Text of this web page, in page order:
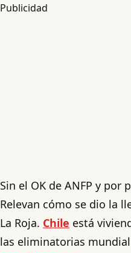
Publicidad
Sin el OK de ANFP y por
Relevan cómo se dio la
La Roja. Chile está
las eliminatorias